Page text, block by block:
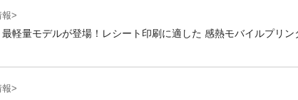
>
軽量モデルが登場！レシート印刷に適した 感熱モバイルプリン
>